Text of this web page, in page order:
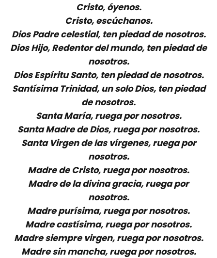
Cristo, óyenos.
Cristo, escúchanos.
Dios Padre celestial, ten piedad de nosotros.
Dios Hijo, Redentor del mundo, ten piedad de
nosotros.
Dios Espíritu Santo, ten piedad de nosotros.
Santísima Trinidad, un solo Dios, ten piedad
de nosotros.
Santa María, ruega por nosotros.
Santa Madre de Dios, ruega por nosotros.
Santa Virgen de las vírgenes, ruega por
nosotros.
Madre de Cristo, ruega por nosotros.
Madre de la divina gracia, ruega por
nosotros.
Madre purísima, ruega por nosotros.
Madre castísima, ruega por nosotros.
Madre siempre virgen, ruega por nosotros.
Madre sin mancha, ruega por nosotros.